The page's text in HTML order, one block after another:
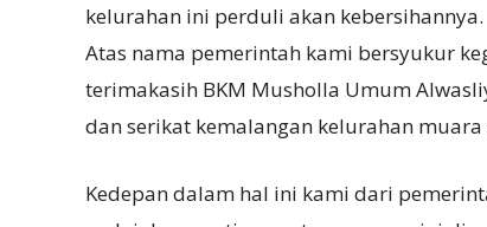
kelurahan ini perduli akan kebersihannya.
Atas nama pemerintah kami bersyukur
terimakasih BKM Musholla Umum
dan serikat kemalangan kelurahan muara
Kedepan dalam hal ini kami dari